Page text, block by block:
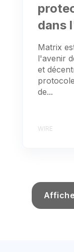
dans
Matrix
l'avenir
et
de...
WIRE